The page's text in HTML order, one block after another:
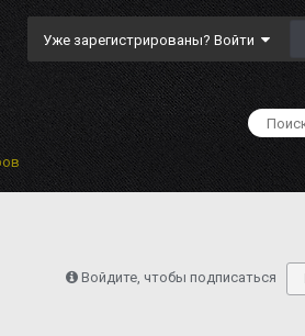
Уже зарегистрированы? Войти
Войдите, чтобы подписаться